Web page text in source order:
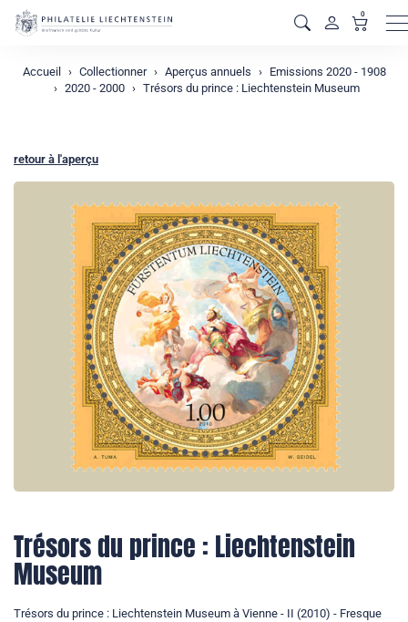
0
Accueil Collectionner Aperçus annuels
Emissions 2020 - 1908
2020 - 2000
Trésors du prince : Liechtenstein Museum
retour à l'aperçu
Trésors du prince : Liechtenstein
Museum
Trésors du prince : Liechtenstein Museum à Vienne - II (2010) - Fresque